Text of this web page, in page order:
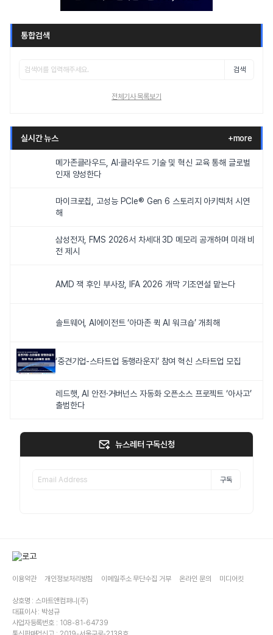
통합검색
검색
전체기사 목록보기
실시간 뉴스 +more
메가존클라우드, AI·클라우드 기술 및 혁신 교육 통해 글로벌
인재 양성한다
마이크로칩, 고성능 PCIe® Gen 6 스토리지 아키텍처 시연
해
삼성전자, FMS 2026서 차세대 3D 메모리 공개하며 미래 비
전 제시
AMD 잭 후인 부사장, IFA 2026 개막 기조연설 맡는다
솔트웨어, AI에이전트 ‘아마존 퀵 AI 워크숍’ 개최해
‘중견기업-스타트업 동행라운지’ 참여 혁신 스타트업 모집
레드햇, AI 안전·거버넌스 자동화 오픈소스 프로젝트 ‘아사고’
출범한다
뉴스레터 구독신청
구독
이용약관 개인정보처리방침 이메일주소 무단수집 거부 온라인 문의 미디어킷
상호명 : 스마트앤컴퍼니(주)
대표이사 : 박성규
사업자등록번호 : 108-81-64739